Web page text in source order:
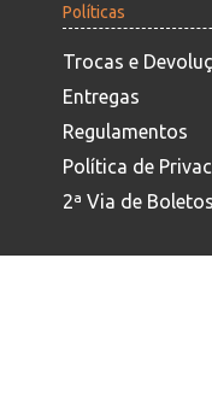
Políticas
Trocas e
Entregas
Regulamentos
Política de
2ª Via de Boletos